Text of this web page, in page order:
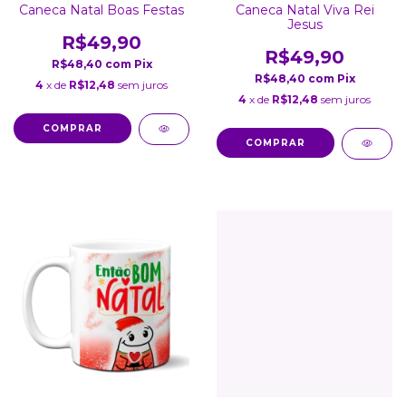
Caneca Natal Boas Festas
R$49,90
R$48,40 com Pix
4 x de R$12,48 sem juros
COMPRAR
Caneca Natal Viva Rei
Jesus
R$49,90
R$48,40 com Pix
4 x de R$12,48 sem juros
COMPRAR